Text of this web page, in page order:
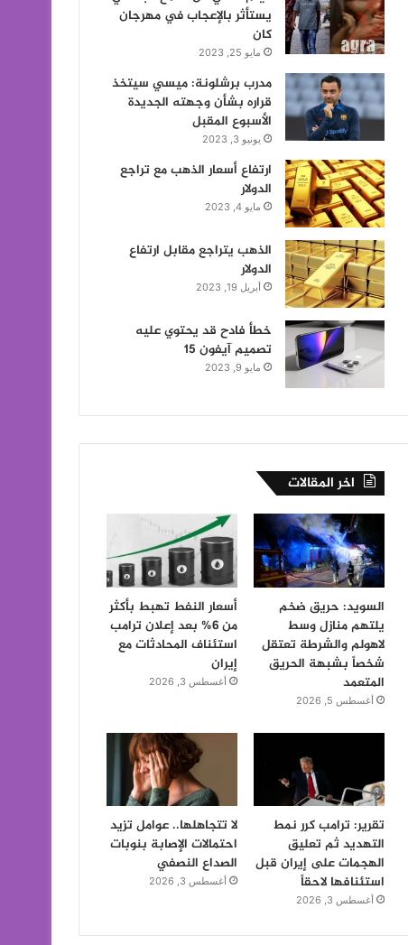
يستأثر بالإعجاب في مهرجان
كان
مايو 25, 2023
مدرب برشلونة: ميسي سيتخذ
قراره بشأن وجهته الجديدة
الأسبوع المقبل
يونيو 3, 2023
ارتفاع أسعار الذهب مع تراجع
الدولار
مايو 4, 2023
الذهب يتراجع مقابل ارتفاع
الدولار
أبريل 19, 2023
خطأ فادح قد يحتوي عليه
تصميم آيفون 15
مايو 9, 2023
اخر المقالات
السويد: حريق ضخم
يلتهم منازل وسط
لاهولم والشرطة تعتقل
شخصاً بشبهة الحريق
المتعمد
أغسطس 5, 2026
أسعار النفط تهبط بأكثر
من 6% بعد إعلان ترامب
استئناف المحادثات مع
إيران
أغسطس 3, 2026
تقرير: ترامب كرر نمط
التهديد ثم تعليق
الهجمات على إيران قبل
استئنافها لاحقاً
أغسطس 3, 2026
لا تتجاهلها.. عوامل تزيد
احتمالات الإصابة بنوبات
الصداع النصفي
أغسطس 3, 2026